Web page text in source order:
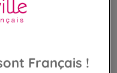
Français !